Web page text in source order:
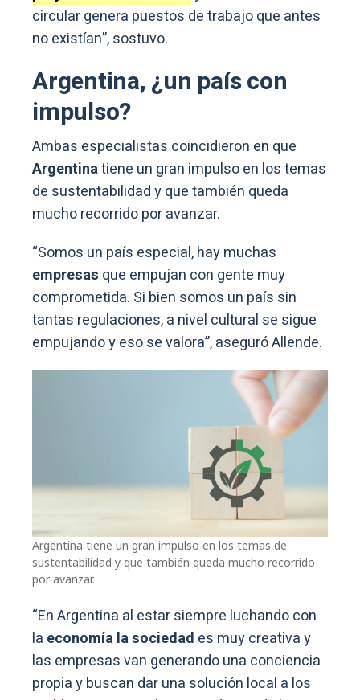
circular genera puestos de trabajo que antes
no existían”, sostuvo.
Argentina, ¿un país con
impulso?
Ambas especialistas coincidieron en que
Argentinatiene un gran impulso en los temas
de sustentabilidad y que también queda
mucho recorrido por avanzar.
“Somos un país especial, hay muchas
empresas que empujan con gente muy
comprometida. Si bien somos un país sin
tantas regulaciones, a nivel cultural se sigue
empujando y eso se valora”, aseguró Allende.
Argentina tiene un gran impulso en los temas de
sustentabilidad y que también queda mucho recorrido
por avanzar.
“En Argentina al estar siempre luchando con
la economía la sociedad es muy creativa y
las empresas van generando una conciencia
propia y buscan dar una solución local a los